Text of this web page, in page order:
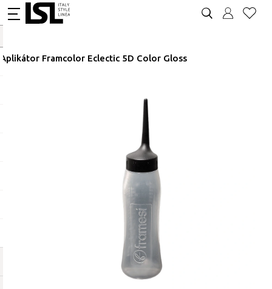
Aplikátor Framcolor Eclectic 5D Color Gloss